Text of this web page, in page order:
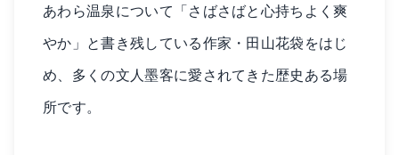
あわら温泉について「さばさばと心持ちよく爽
やか」と書き残している作家・田山花袋をはじ
め、多くの文人墨客に愛されてきた歴史ある場
所です。